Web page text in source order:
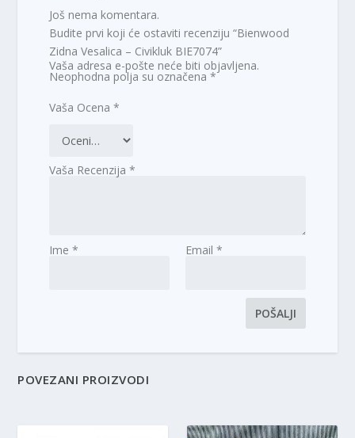
Još nema komentara.
Budite prvi koji će ostaviti recenziju “Bienwood
Zidna Vesalica – Civikluk BIE7074”
Vaša adresa e-pošte neće biti objavljena.
Neophodna polja su označena*
Vaša Ocena*
Vaša Recenzija*
Ime* Email *
POVEZANI PROIZVODI